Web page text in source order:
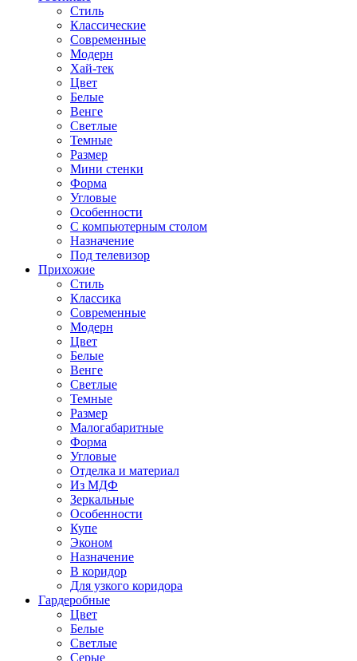
Стиль
Классические
Современные
Модерн
Хай-тек
Цвет
Белые
Венге
Светлые
Темные
Размер
Мини стенки
Форма
Угловые
Особенности
С компьютерным столом
Назначение
Под телевизор
Прихожие
Стиль
Классика
Современные
Модерн
Цвет
Белые
Венге
Светлые
Темные
Размер
Малогабаритные
Форма
Угловые
Отделка и материал
Из МДФ
Зеркальные
Особенности
Купе
Эконом
Назначение
В коридор
Для узкого коридора
Гардеробные
Цвет
Белые
Светлые
Серые